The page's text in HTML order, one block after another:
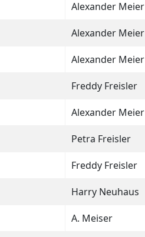
Alexander Meier
Alexander Meier
Alexander Meier
Freddy Freisler
Alexander Meier
Petra Freisler
Freddy Freisler
Harry Neuhaus
A. Meiser